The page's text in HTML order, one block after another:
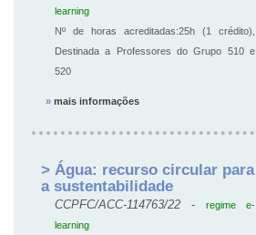
learning
Nº de horas acreditadas:25h (1 crédito),
Destinada a Professores do Grupo 510 e
520
» mais informações
> Água: recurso circular para
a sustentabilidade
CCPFC/ACC-114763/22 -
regime e-
learning